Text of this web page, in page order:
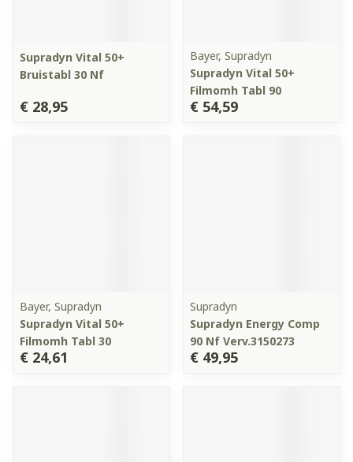
Supradyn Vital 50+
Bruistabl 30 Nf
€ 28,95
Bayer, Supradyn
Supradyn Vital 50+
Filmomh Tabl 90
€ 54,59
Bayer, Supradyn
Supradyn Vital 50+
Filmomh Tabl 30
€ 24,61
Supradyn
Supradyn Energy Comp
90 Nf Verv.3150273
€ 49,95